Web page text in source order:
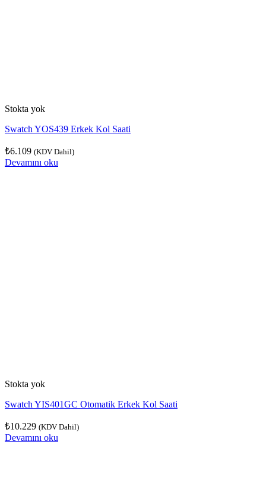
Stokta yok
Swatch YOS439 Erkek Kol Saati
₺6.109 (KDV Dahil)
Devamını oku
Stokta yok
Swatch YIS401GC Otomatik Erkek Kol Saati
₺10.229 (KDV Dahil)
Devamını oku